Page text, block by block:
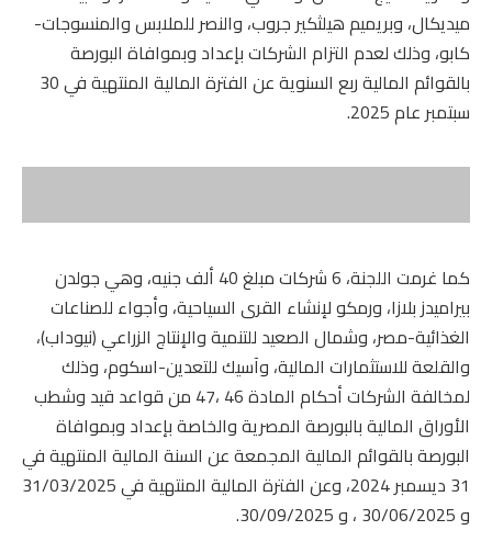
ميديكال، وبريميم هيلثكير جروب، والنصر للملابس والمنسوجات-
كابو، وذلك لعدم التزام الشركات بإعداد وبموافاة البورصة
بالقوائم المالية ربع السنوية عن الفترة المالية المنتهية في 30
سبتمبر عام 2025.
كما غرمت اللجنة، 6 شركات مبلغ 40 ألف جنيه، وهي جولدن
بيراميدز بلازا، ورمكو لإنشاء القرى السياحية، وأجواء للصناعات
الغذائية-مصر، وشمال الصعيد للتنمية والإنتاج الزراعي (نيوداب)،
والقلعة للاستثمارات المالية، وآسيك للتعدين-اسكوم، وذلك
لمخالفة الشركات أحكام المادة 46 ،47 من قواعد قيد وشطب
الأوراق المالية بالبورصة المصرية والخاصة بإعداد وبموافاة
البورصة بالقوائم المالية المجمعة عن السنة المالية المنتهية في
31 ديسمبر 2024، وعن الفترة المالية المنتهية في 31/03/2025
و 30/06/2025 ، و 30/09/2025.